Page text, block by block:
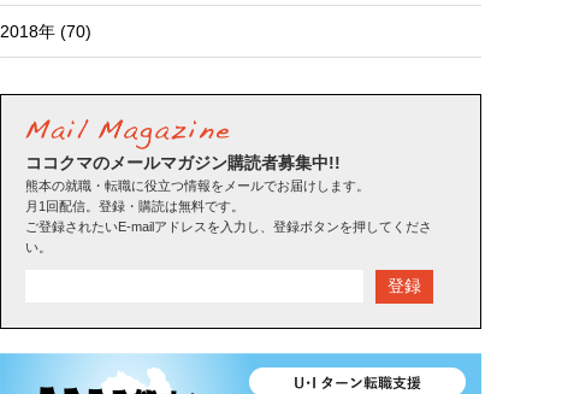
2018年 (70)
ココクマのメールマガジン購読者募集中!!
熊本の就職・転職に役立つ情報をメールでお届けします。
月1回配信。登録・購読は無料です。
ご登録されたいE-mailアドレスを入力し、登録ボタンを押してくださ
い。
登録